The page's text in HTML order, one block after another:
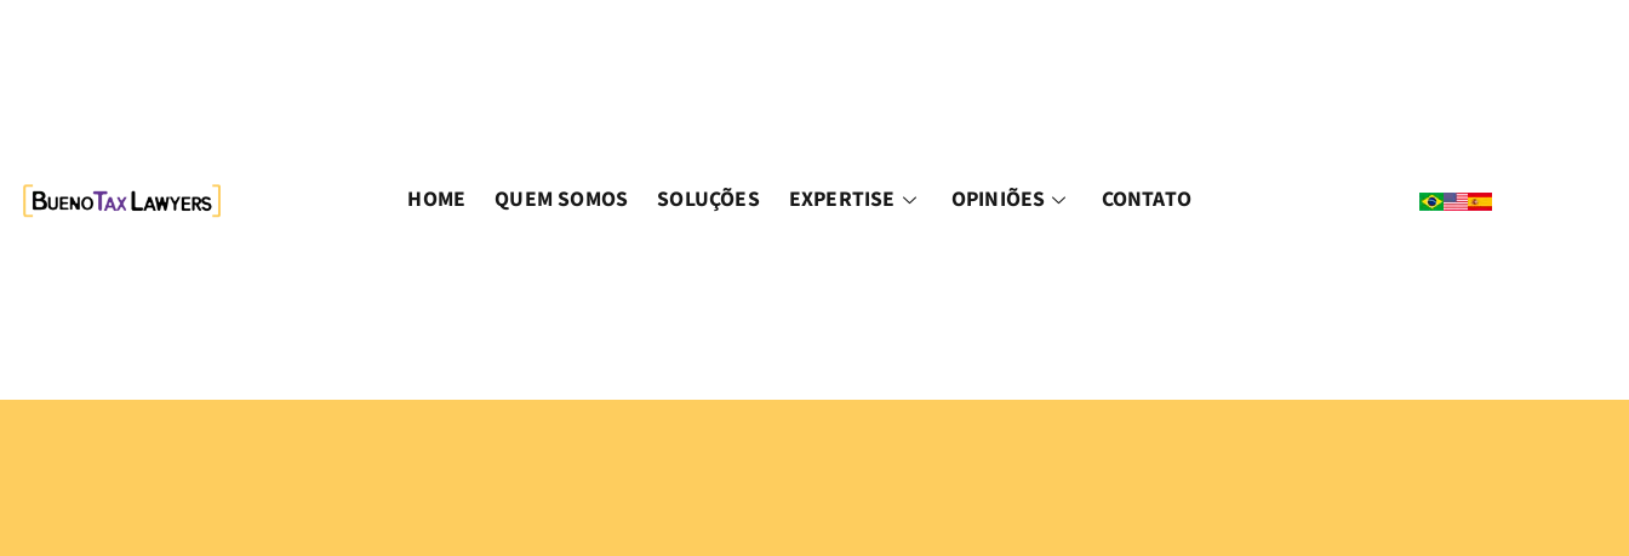
HOME QUEM SOMOS SOLUÇÕES EXPERTISE OPINIÕES CONTATO